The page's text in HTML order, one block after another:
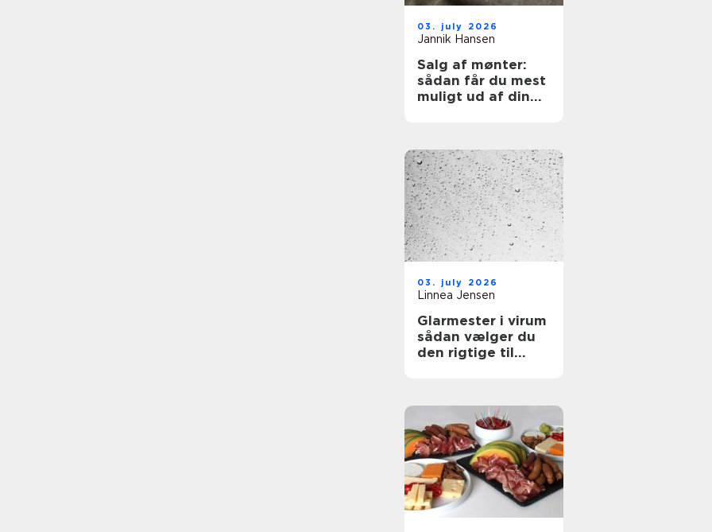
03. july 2026
Jannik Hansen
Salg af mønter:
sådan får du mest
muligt ud af din
03. july 2026
Linnea Jensen
Glarmester i virum
sådan vælger du
den rigtige til